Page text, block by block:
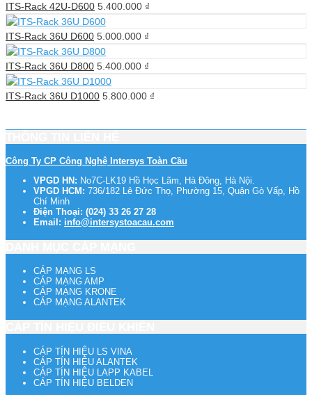
ITS-Rack 42U-D600 5.400.000 ₫
ITS-Rack 36U D600 5.000.000 ₫
ITS-Rack 36U D800 5.400.000 ₫
ITS-Rack 36U D1000 5.800.000 ₫
Công Ty CP Công Nghệ Intersys Toàn Cầu
VPGD HN: No7C-LK19 Hồ Học Lãm, Hà Đông, Hà Nội.
VPGD HCM: 736/182 Lê Đức Thọ, Phường 15, Quận Gò Vấp, Hồ
Chí Minh
Điện Thoại: (024) 33 26 27 28
Email: info@intersystoacau.com
CÁP MẠNG LS
CÁP MẠNG AMP
CÁP MẠNG KRONE
CÁP MẠNG ALANTEK
CÁP TÍN HIỆU LS VINA
CÁP TÍN HIỆU ALANTEK
CÁP TÍN HIỆU LAPP KABEL
CÁP TÍN HIỆU BELDEN